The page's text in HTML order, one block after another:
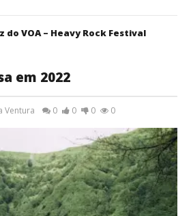
VOA – Heavy Rock Festival
em 2022
Ventura 0 0 0 0